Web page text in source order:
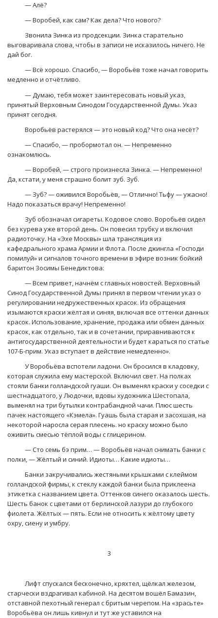
— Алё?
— Воробей, как сам? Как дела? Что нового?
Звонила Зинка из продсекции. Зинка старательно
выговаривала слова, чтобы в записи не исказилось ничего. Не
дай бог.
— Всё хорошо. Спасибо, — Воробьёв тоже начал говорить
медленно и отчётливо.
— Думаю, тебя может заинтересовать новый указ,
принятый Верховным Синодом Государственной Думы. Указ
принят сегодня.
Воробьёв растерялся — это новый код? Что она несёт?
— Спасибо, — пробормотал он. — Непременно
ознакомлюсь.
— Воробей, — строго произнесла Зинка. — Непременно!
Да, кстати, у меня страшно болит зуб. Зуб.
— Зуб? — оживился Воробьёв, — Отлично! Тьфу — ужасно!
Надо показаться врачу! Непременно!
Зуб обозначал сигареты. Кодовое слово. Воробьёв сидел
без курева уже второй день. Он повесил трубку и включил
радиоточку. На «Эхе Москвы» шла трансляция из
кафедрального храма Армии и Флота. После джингла «Господи
помилуй» и сигналов точного времени в эфире возник бойкий
баритон Зосимы Бенедиктова:
— Всем привет, начнём с главных новостей. Верховный
Синод Государственной Думы принял в первом чтении указ о
регулировании недружественных красок. Из обращения
изымаются краски жёлтая и синяя, включая все оттенки данных
красок. Использование, хранение, продажа или обмен данных
красок, как отдельно, так и в сочетании, приравниваются к
антигосударственной деятельности и будет караться по статье
107-Б-прим. Указ вступает в действие немедленно».
У Воробьёва вспотели ладони. Он бросился в кладовку,
которая служила ему мастерской. Включил свет. На полках
стояли банки голландской гуаши. Он выменял краски у соседки с
шестнадцатого, у Людочки, вдовы художника Шестопала,
выменял на три бутылки контрабандной чачи. Плюс шесть
пачек настоящего «Кэмела». Гуашь была старая и засохшая, на
некоторой наросла серая плесень. но краску можно было
оживить смесью тёплой воды с глицерином.
— Сто семь бэ прим… — Воробьёв начал снимать банки с
полки, — Жёлтый и синий. Идиоты… Какие идиоты…
Банки закручивались жестяными крышками с клеймом
голландской фирмы, к стеклу каждой банки была приклеена
этикетка с названием цвета. Оттенков синего оказалось шесть.
Шесть банок с цветами от берлинской лазури до глубокого
фиолета. Жёлтых — пять. Если не относить к жёлтому цвету
охру, сиену и умбру.
3
Лифт спускался бесконечно, кряхтел, щёлкал железом,
старчески вздрагивал кабиной. На десятом вошёл Бамазин,
отставной пехотный генерал с бритым черепом. На «зрасьте»
Воробьёва он лишь кивнул и тут же уставился на